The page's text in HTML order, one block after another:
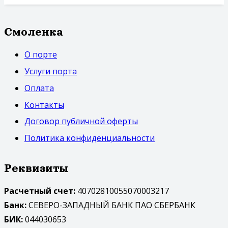
Смоленка
О порте
Услуги порта
Оплата
Контакты
Договор публичной оферты
Политика конфиденциальности
Реквизиты
Расчетный счет: 40702810055070003217
Банк:СЕВЕРО-ЗАПАДНЫЙ БАНК ПАО СБЕРБАНК
БИК:044030653